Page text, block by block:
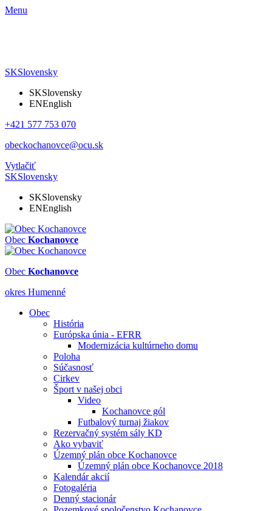
Menu
SKSlovensky
SKSlovensky
ENEnglish
+421 577 753 070
obeckochanovce@ocu.sk
Vytlačiť
SKSlovensky
SKSlovensky
ENEnglish
Obec Kochanovce
Obec Kochanovce
okres Humenné
Obec
História
Európska únia - EFRR
Modernizácia kultúrneho domu
Poloha
Súčasnosť
Cirkev
Šport v našej obci
Video
Kochanovce gól
Futbalový turnaj žiakov
Rezervačný systém sály KD
Ako vybaviť
Územný plán obce Kochanovce
Územný plán obce Kochanovce 2018
Kalendár akcií
Fotogaléria
Denný stacionár